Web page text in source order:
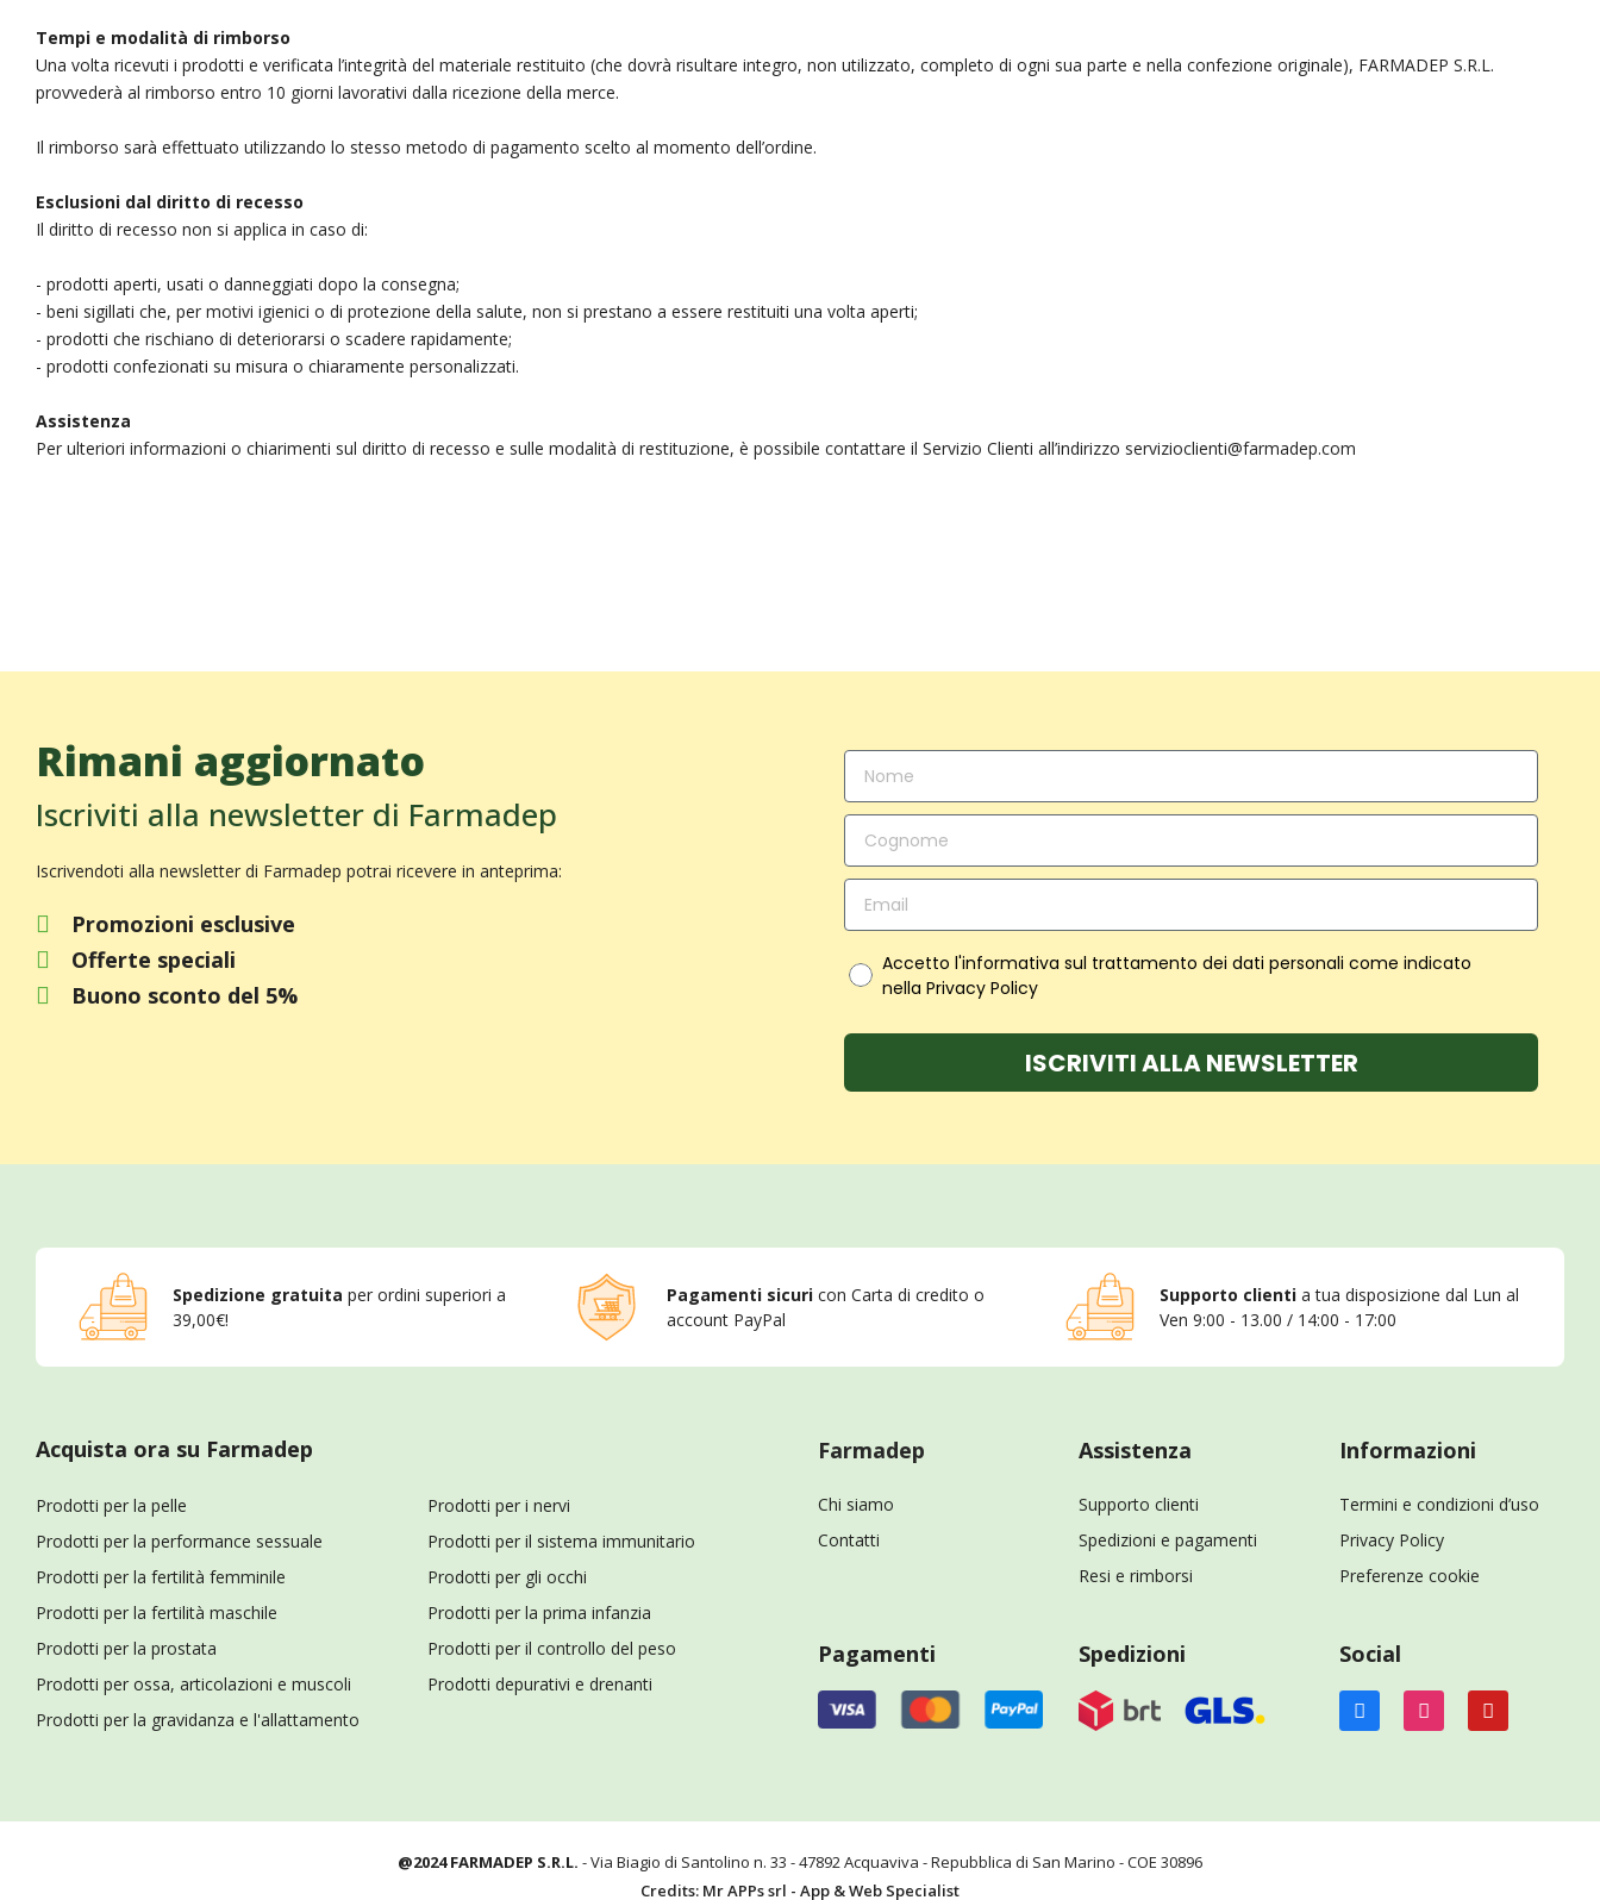
Tempi e modalità di rimborso
Una volta ricevuti i prodotti e verificata l’integrità del materiale restituito (che dovrà risultare integro, non utilizzato, completo di ogni sua parte e nella confezione originale), FARMADEP S.R.L.
provvederà al rimborso entro 10 giorni lavorativi dalla ricezione della merce.
Il rimborso sarà effettuato utilizzando lo stesso metodo di pagamento scelto al momento dell’ordine.
Esclusioni dal diritto di recesso
Il diritto di recesso non si applica in caso di:
- prodotti aperti, usati o danneggiati dopo la consegna;
- beni sigillati che, per motivi igienici o di protezione della salute, non si prestano a essere restituiti una volta aperti;
- prodotti che rischiano di deteriorarsi o scadere rapidamente;
- prodotti confezionati su misura o chiaramente personalizzati.
Assistenza
Per ulteriori informazioni o chiarimenti sul diritto di recesso e sulle modalità di restituzione, è possibile contattare il Servizio Clienti all’indirizzo servizioclienti@farmadep.com
Rimani aggiornato
Iscriviti alla newsletter di Farmadep
Iscrivendoti alla newsletter di Farmadep potrai ricevere in anteprima:
Promozioni esclusive
Offerte speciali
Buono sconto del 5%
Accetto l'informativa sul trattamento dei dati personali come indicato
nella Privacy Policy
ISCRIVITI ALLA NEWSLETTER
Spedizione gratuita per ordini superiori a
39,00€!
Pagamenti sicuricon Carta di credito o
account PayPal
Supporto clienti a tua disposizione dal Lun al
Ven 9:00 - 13.00 / 14:00 - 17:00
Acquista ora su Farmadep
Prodotti per la pelle
Prodotti per la performance sessuale
Prodotti per la fertilità femminile
Prodotti per la fertilità maschile
Prodotti per la prostata
Prodotti per ossa, articolazioni e muscoli
Prodotti per la gravidanza e l'allattamento
Prodotti per i nervi
Prodotti per il sistema immunitario
Prodotti per gli occhi
Prodotti per la prima infanzia
Prodotti per il controllo del peso
Prodotti depurativi e drenanti
Farmadep
Chi siamo
Contatti
Assistenza
Supporto clienti
Spedizioni e pagamenti
Resi e rimborsi
Informazioni
Termini e condizioni d’uso
Privacy Policy
Preferenze cookie
Pagamenti Spedizioni Social
@2024 FARMADEP S.R.L. - Via Biagio di Santolino n. 33 - 47892 Acquaviva - Repubblica di San Marino - COE 30896
Credits: Mr APPs srl - App & Web Specialist